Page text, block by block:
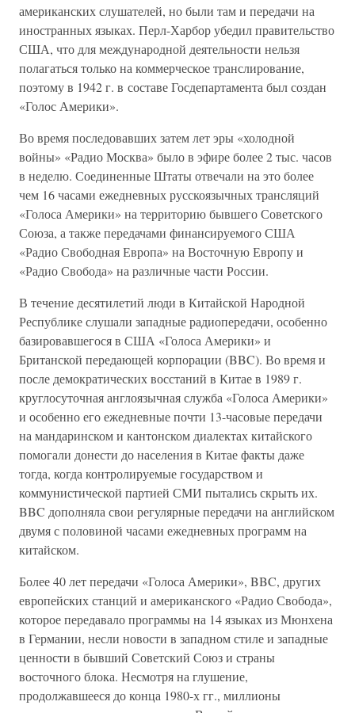
американских слушателей, но были там и передачи на
иностранных языках. Перл-Харбор убедил правительство
США, что для международной деятельности нельзя
полагаться только на коммерческое транслирование,
поэтому в 1942 г. в составе Госдепартамента был создан
«Голос Америки».
Во время последовавших затем лет эры «холодной
войны» «Радио Москва» было в эфире более 2 тыс. часов
в неделю. Соединенные Штаты отвечали на это более
чем 16 часами ежедневных русскоязычных трансляций
«Голоса Америки» на территорию бывшего Советского
Союза, а также передачами финансируемого США
«Радио Свободная Европа» на Восточную Европу и
«Радио Свобода» на различные части России.
В течение десятилетий люди в Китайской Народной
Республике слушали западные радиопередачи, особенно
базировавшегося в США «Голоса Америки» и
Британской передающей корпорации (BBC). Во время и
после демократических восстаний в Китае в 1989 г.
круглосуточная англоязычная служба «Голоса Америки»
и особенно его ежедневные почти 13-часовые передачи
на мандаринском и кантонском диалектах китайского
помогали донести до населения в Китае факты даже
тогда, когда контролируемые государством и
коммунистической партией СМИ пытались скрыть их.
BBC дополняла свои регулярные передачи на английском
двумя с половиной часами ежедневных программ на
китайском.
Более 40 лет передачи «Голоса Америки», BBC, других
европейских станций и американского «Радио Свобода»,
которое передавало программы на 14 языках из Мюнхена
в Германии, несли новости в западном стиле и западные
ценности в бывший Советский Союз и страны
восточного блока. Несмотря на глушение,
продолжавшееся до конца 1980-х гг., миллионы